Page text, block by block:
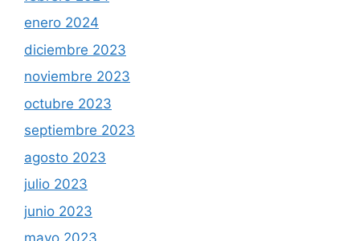
enero 2024
diciembre 2023
noviembre 2023
octubre 2023
septiembre 2023
agosto 2023
julio 2023
junio 2023
mayo 2023